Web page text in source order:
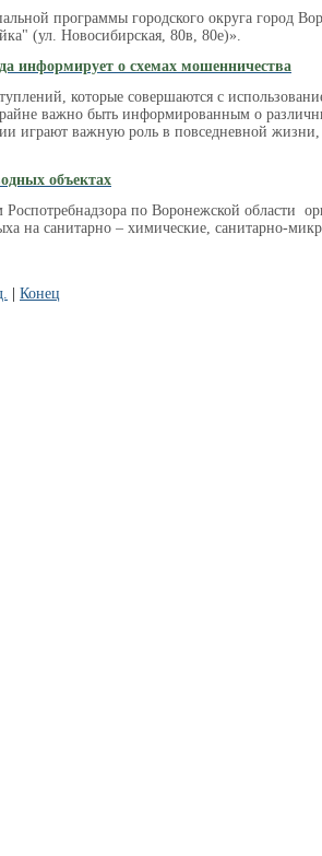
программы городского округа город
(ул. Новосибирская, 80в, 80е)».
информирует о схемах мошенничества
которые совершаются с
важно быть информированным о
играют важную роль в повседневной
объектах
по Воронежской области
на санитарно – химические, санитарно-
Конец